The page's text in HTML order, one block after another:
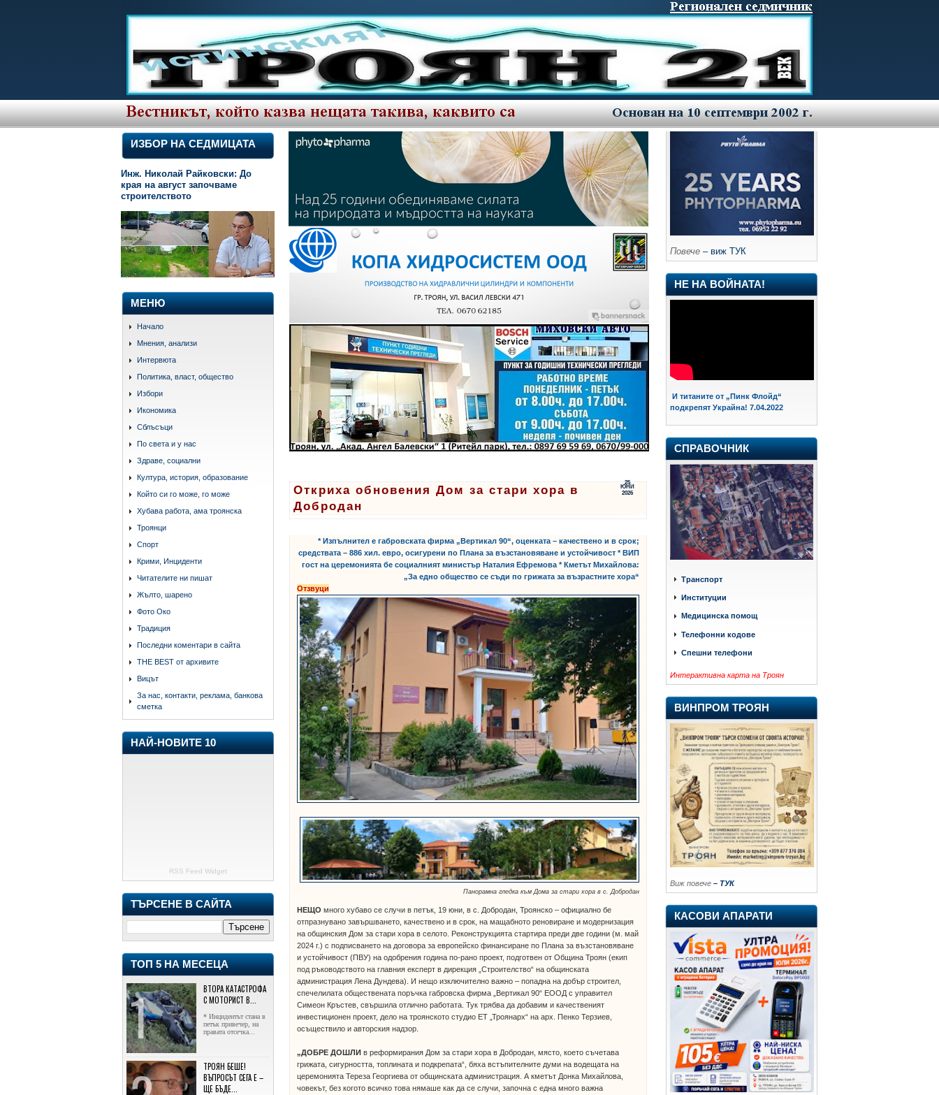
ИЗБОР НА СЕДМИЦАТА
Инж. Николай Райковски: До
края на август започваме
строителството
МЕНЮ
Начало
Мнения, анализи
Интервюта
Политика, власт, общество
Избори
Икономика
Сблъсъци
По света и у нас
Здраве, социални
Култура, история, образование
Който си го може, го може
Хубава работа, ама троянска
Троянци
Спорт
Крими, Инциденти
Читателите ни пишат
Жълто, шарено
Фото Око
Традиция
Последни коментари в сайта
THE BEST от архивите
Вицът
За нас, контакти, реклама, банкова
сметка
НАЙ-НОВИТЕ 10
RSS Feed Widget
ТЪРСЕНЕ В САЙТА
ТОП 5 НА МЕСЕЦА
ВТОРА КАТАСТРОФА
С МОТОРИСТ В...
* Инцидентът стана в
петък привечер, на
правата отсечка...
ТРОЯН БЕШЕ!
ВЪПРОСЪТ СЕГА Е –
ЩЕ БЪДЕ...
25
ЮНИ
2026
Откриха обновения Дом за стари хора в
Добродан
* Изпълнител е габровската фирма „Вертикал 90“, оценката – качествено и в срок;
средствата – 886 хил. евро, осигурени по Плана за възстановяване и устойчивост * ВИП
гост на церемонията бе социалният министър Наталия Ефремова * Кметът Михайлова:
„За едно общество се съди по грижата за възрастните хора“
Отзвуци
Панорамна гледка към Дома за стари хора в с. Добродан
НЕЩОмного хубаво се случи в петък, 19 юни, в с. Добродан, Троянско – официално бе
отпразнувано завършването, качествено и в срок, на мащабното реновиране и модернизация
на общинския Дом за стари хора в селото. Реконструкцията стартира преди две години (м. май
2024 г.) с подписването на договора за европейско финансиране по Плана за възстановяване
и устойчивост (ПВУ) на одобрения година по-рано проект, подготвен от Община Троян (екип
под ръководството на главния експерт в дирекция „Строителство“ на общинската
администрация Лена Дундева). И нещо изключително важно – попадна на добър строител,
спечелилата обществената поръчка габровска фирма „Вертикал 90“ ЕООД с управител
Симеон Кръстев, свършила отлично работата. Тук трябва да добавим и качественият
инвестиционен проект, дело на троянското студио ЕТ „Троянарх“ на арх. Пенко Терзиев,
осъществило и авторския надзор.
„ДОБРЕ ДОШЛИ в реформирания Дом за стари хора в Добродан, място, което съчетава
грижата, сигурността, топлината и подкрепата“, бяха встъпителните думи на водещата на
церемонията Тереза Георгиева от общинската администрация. А кметът Донка Михайлова,
човекът, без когото всичко това нямаше как да се случи, започна с една много важна
Повече – виж ТУК
НЕ НА ВОЙНАТА!
И титаните от „Пинк Флойд“
подкрепят Украйна! 7.04.2022
СПРАВОЧНИК
Транспорт
Институции
Медицинска помощ
Телефонни кодове
Спешни телефони
Интерактивна карта на Троян
ВИНПРОМ ТРОЯН
Виж повече – ТУК
КАСОВИ АПАРАТИ